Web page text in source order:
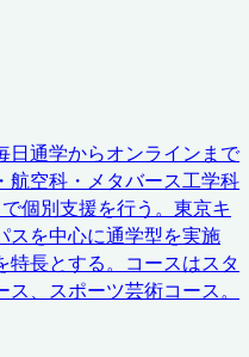
日通学からオンラインまで
航空科・メタバース工学科
個別支援を行う。東京キ
スを中心に通学型を実施
特長とする。コースはスタ
、スポーツ芸術コース。